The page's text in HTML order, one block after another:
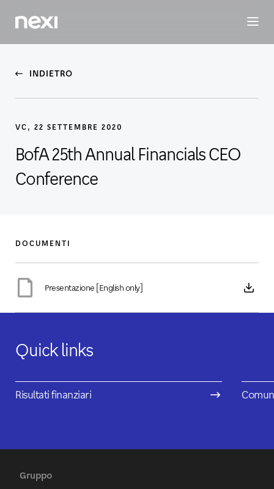
BUSINESSINVESTORSSOSTENIBILITÀPERSONE
INDIETRO
VC, 22 SETTEMBRE 2020
BofA 25th Annual Financials CEO
Conference
DOCUMENTI
Presentazione [English only]
Quick links
Risultati finanziari
Gruppo